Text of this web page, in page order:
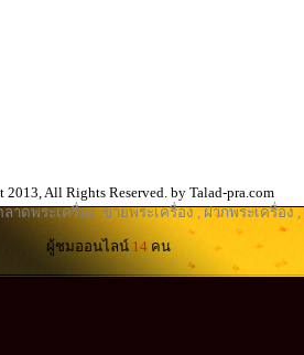
2013, All Rights Reserved. by Talad-pra.com
าดพระเครื่อง,ขายพระเครื่อง, ฝากพระเครื่อง,
ผู้ชมออนไลน์ 14 คน